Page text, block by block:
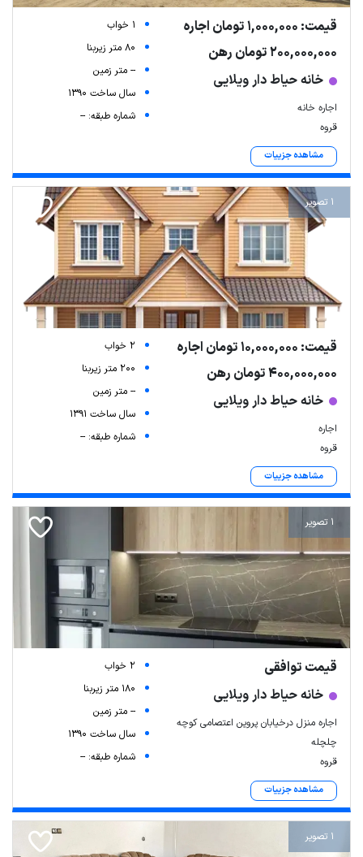
قیمت: 1,000,000 تومان اجاره
200,000,000 تومان رهن
خانه حیاط دار ویلایی
اجاره خانه
قروه
مشاهده جزییات
1 خواب
80 متر زیربنا
-- متر زمین
سال ساخت 1390
شماره طبقه: --
1 تصویر
قیمت: 10,000,000 تومان اجاره
400,000,000 تومان رهن
خانه حیاط دار ویلایی
اجاره
قروه
مشاهده جزییات
2 خواب
200 متر زیربنا
-- متر زمین
سال ساخت 1391
شماره طبقه: --
1 تصویر
قیمت توافقی
خانه حیاط دار ویلایی
اجاره منزل درخیابان پروین اعتصامی کوچه
چلچله
قروه
مشاهده جزییات
2 خواب
180 متر زیربنا
-- متر زمین
سال ساخت 1390
شماره طبقه: --
1 تصویر